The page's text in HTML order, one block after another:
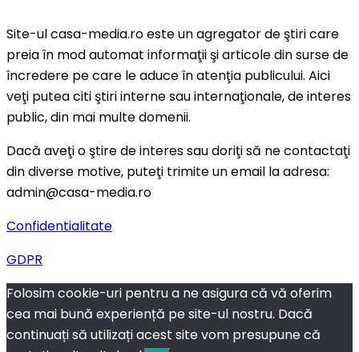
Site-ul casa-media.ro este un agregator de ştiri care
preia în mod automat informaţii şi articole din surse de
încredere pe care le aduce în atenţia publicului. Aici
veţi putea citi ştiri interne sau internaţionale, de interes
public, din mai multe domenii.
Dacă aveţi o ştire de interes sau doriţi să ne contactaţi
din diverse motive, puteţi trimite un email la adresa:
admin@casa-media.ro
Confidentialitate
GDPR
Folosim cookie-uri pentru a ne asigura că vă oferim
cea mai bună experiență pe site-ul nostru. Dacă
continuați să utilizați acest site vom presupune că